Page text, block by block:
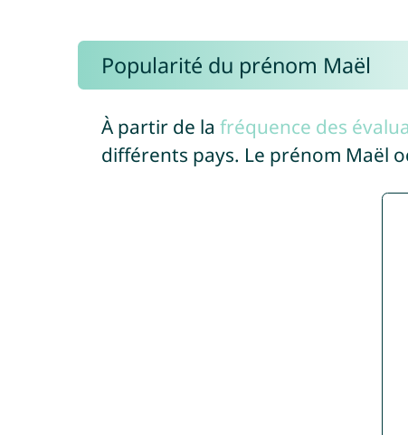
Popularité du prénom Maël
À partir de la fréquence des
différents pays. Le prénom Maël